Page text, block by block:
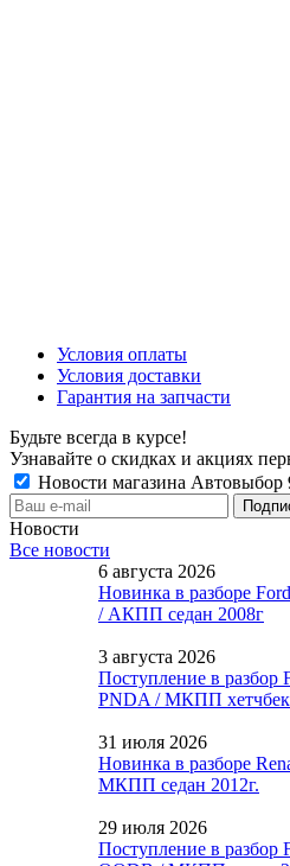
Условия оплаты
Условия доставки
Гарантия на запчасти
Будьте всегда в курсе!
Узнавайте о скидках и акциях
Новости магазина Автовыбор
Новости
Все новости
6 августа 2026
Новинка в разборе
/ АКПП седан 2008г
3 августа 2026
Поступление в разбор
PNDA / МКПП хетчбек
31 июля 2026
Новинка в разборе
МКПП седан 2012г.
29 июля 2026
Поступление в разбор